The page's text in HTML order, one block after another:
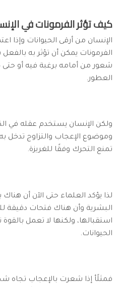
كيف تؤثر الفرمونات في
الإنسان من أرقى الحيوانات وإذا
الفرمونات يمكن أن تؤثر به
شعور من أمامه برغبة فيه أو
العطور.
ولكن الإنسان يستخدم عقله في
وموضوع الإعجاب والتزاوج تدخل
تمنع التحرك وفقًا للغريزة.
لذا يؤكد العلماء حتى الآن أن هناك
البشرية وأن هناك فتحات دقيقة
استقبالها، ولكنها لا تعمل
الحيوانات.
فمثلًأ إذا شعرت بالإعجاب